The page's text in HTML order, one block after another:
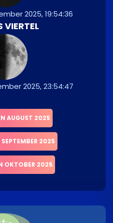
2025, 19:54:36
VIERTEL
2025, 23:54:47
AUGUST 2025
2025
OKTOBER 2025